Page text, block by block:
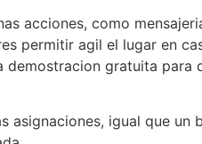
acciones, como
permitir agil el lugar en
demostracion gratuita para
asignaciones, igual que